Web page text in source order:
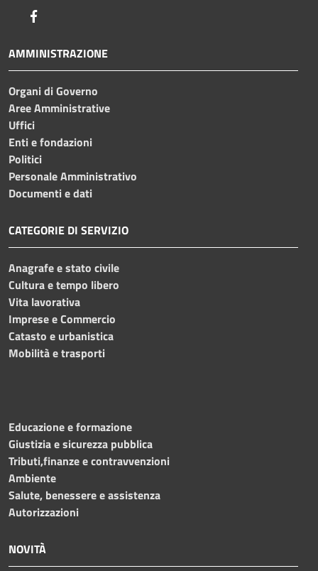
AMMINISTRAZIONE
Organi di Governo
Aree Amministrative
Uffici
Enti e fondazioni
Politici
Personale Amministrativo
Documenti e dati
CATEGORIE DI SERVIZIO
Anagrafe e stato civile
Cultura e tempo libero
Vita lavorativa
Imprese e Commercio
Catasto e urbanistica
Mobilità e trasporti
Educazione e formazione
Giustizia e sicurezza pubblica
Tributi,finanze e contravvenzioni
Ambiente
Salute, benessere e assistenza
Autorizzazioni
NOVITÀ